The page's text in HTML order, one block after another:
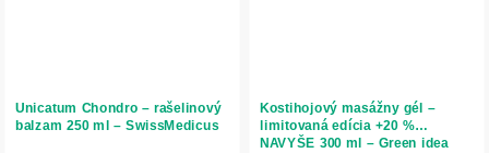
Unicatum Chondro – rašelinový
balzam 250 ml – SwissMedicus
Kostihojový masážny gél –
limitovaná edícia +20 %
NAVYŠE 300 ml – Green idea